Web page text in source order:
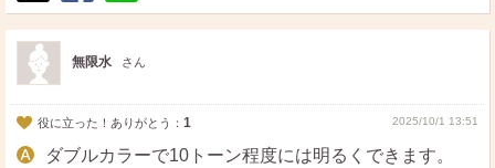
ポ
ス
ト
シ
ェ
送
る
無限水 さん
役に立った！ありがとう： 1 2025/10/1 13:51
ダブルカラーで10トーン程度には明るくできます。